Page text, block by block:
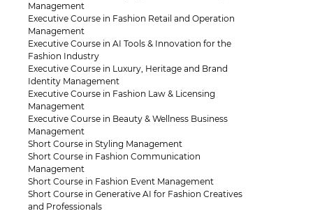
Management
Executive Course in Fashion Retail and Operation
Management
Executive Course in AI Tools & Innovation for the
Fashion Industry
Executive Course in Luxury, Heritage and Brand
Identity Management
Executive Course in Fashion Law & Licensing
Management
Executive Course in Beauty & Wellness Business
Management
Short Course in Styling Management
Short Course in Fashion Communication
Management
Short Course in Fashion Event Management
Short Course in Generative AI for Fashion Creatives
and Professionals